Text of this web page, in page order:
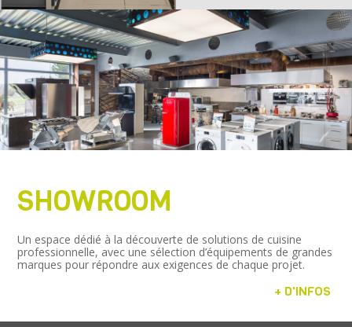
SHOWROOM
Un espace dédié à la découverte de solutions de cuisine
professionnelle, avec une sélection d’équipements de grandes
marques pour répondre aux exigences de chaque projet.
+ D'INFOS